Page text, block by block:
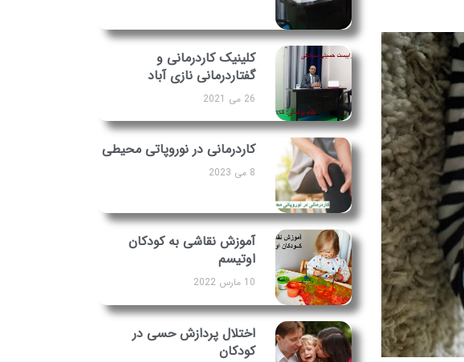
کلینیک کاردرمانی و
گفتاردرمانی نازی آباد
26 می 2021
کاردرمانی در نوروپاتی محیطی
8 می 2023
آموزش نقاشی به کودکان
اوتیسم
10 مارس 2022
اختلال پردازش حسی در
کودکان